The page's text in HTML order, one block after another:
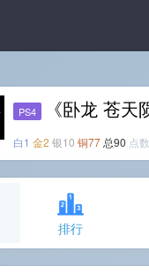
PS4 《卧龙 苍
白1 金2 银10 铜77 总90 点
排行